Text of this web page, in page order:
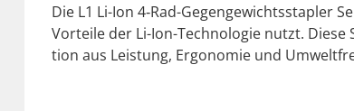
Die L1 Li-Ion 4‑Rad-Gegengewichtssta­pler
Vorteile der Li-Ion-Tech­nolo­gie nutzt.
tion aus Leis­tung, Ergonomie und